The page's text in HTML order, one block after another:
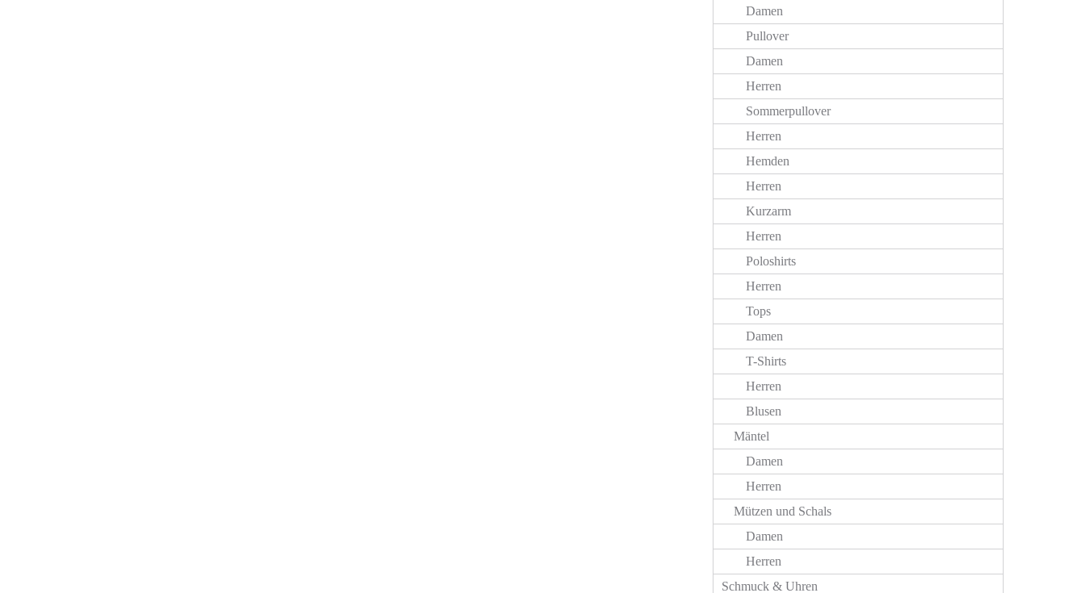
Damen
Pullover
Damen
Herren
Sommerpullover
Herren
Hemden
Herren
Kurzarm
Herren
Poloshirts
Herren
Tops
Damen
T-Shirts
Herren
Blusen
Mäntel
Damen
Herren
Mützen und Schals
Damen
Herren
Schmuck & Uhren